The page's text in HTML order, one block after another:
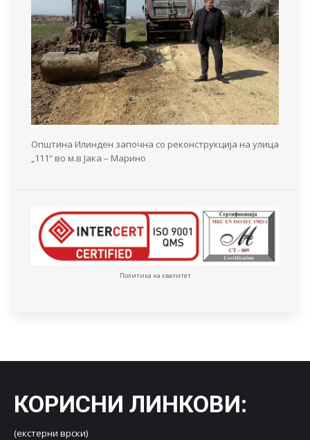
Општина Илинден започна со реконструкција на улица
„111“ во м.в Јака – Марино
Политика на квалитет
КОРИСНИ ЛИНКОВИ:
(екстерни врски)